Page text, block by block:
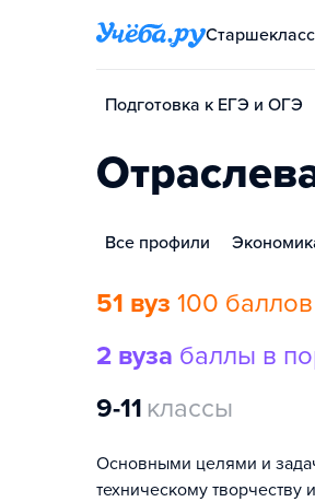
Подготовка к ЕГЭ и ОГЭ
Все профили
51 вуз 100
2 вуза баллы в
9-11 классы
Основными целями и
техническому